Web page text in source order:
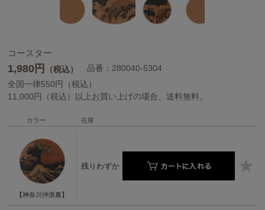
コースター
1,980 円 （税込）
品番：280040-5304
全国一律550円（税込）
11,000円（税込）以上お買い上げの場合、送料無料。
カラー 在庫
【神奈川沖浪裏】
残りわずか